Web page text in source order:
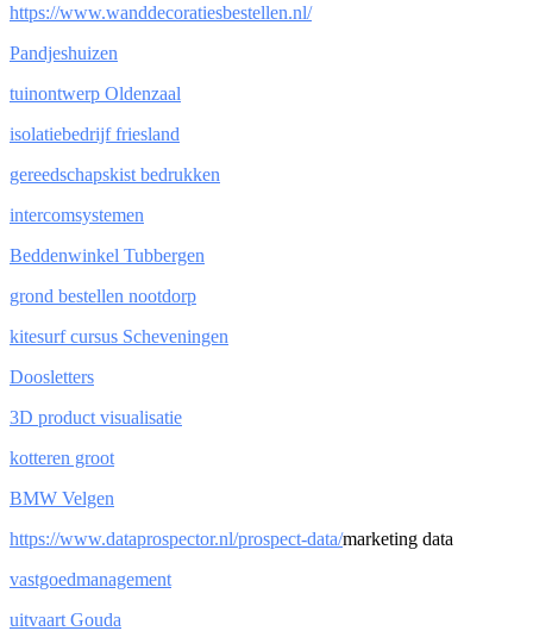
https://www.wanddecoratiesbestellen.nl/
Pandjeshuizen
tuinontwerp Oldenzaal
isolatiebedrijf friesland
gereedschapskist bedrukken
intercomsystemen
Beddenwinkel Tubbergen
grond bestellen nootdorp
kitesurf cursus Scheveningen
Doosletters
3D product visualisatie
kotteren groot
BMW Velgen
https://www.dataprospector.nl/prospect-data/marketing data
vastgoedmanagement
uitvaart Gouda